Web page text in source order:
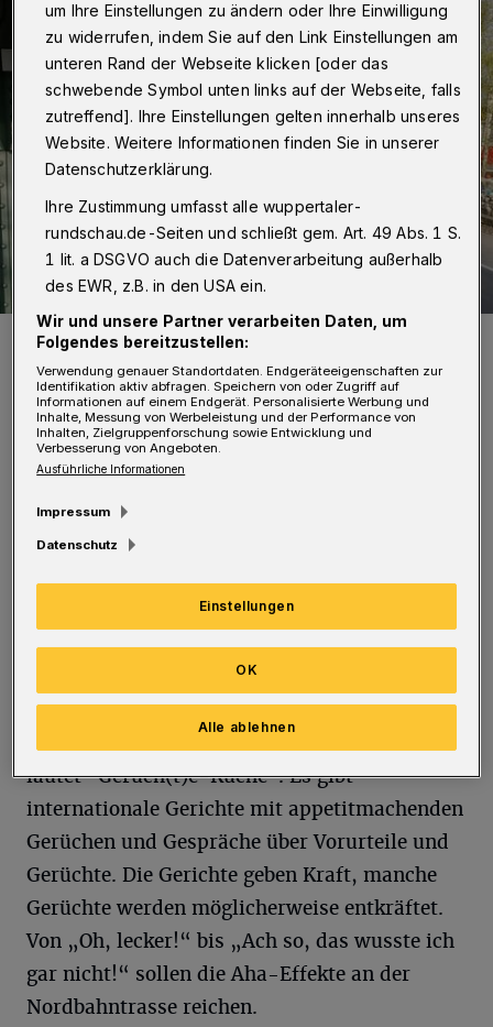
„Gerüch(t)e-Küche“ am Loh, zum Abschluss der Woche des
bürgerschaftlichen Engagements.
Foto: Wuppertalbewegung
Z um Abschluss – am Sonntag, 22.
September – präsentieren von 11 bis 18
Uhr die Vereine unter dem Motto
„Wuppertaler bewegen die Stadt“ am Bahnhof
Loh an der Nordbahntrasse sich selbst und
Das Motto der diesjährigen Veranstaltung
lautet "Gerüch(t)e-Küche". Es gibt
internationale Gerichte mit appetitmachenden
Gerüchen und Gespräche über Vorurteile und
Gerüchte. Die Gerichte geben Kraft, manche
Gerüchte werden möglicherweise entkräftet.
Von „Oh, lecker!“ bis „Ach so, das wusste ich
gar nicht!“ sollen die Aha-Effekte an der
Nordbahntrasse reichen.
um Ihre Einstellungen zu ändern oder Ihre Einwilligung
zu widerrufen, indem Sie auf den Link Einstellungen am
unteren Rand der Webseite klicken [oder das
schwebende Symbol unten links auf der Webseite, falls
zutreffend]. Ihre Einstellungen gelten innerhalb unseres
Website. Weitere Informationen finden Sie in unserer
Datenschutzerklärung.
Ihre Zustimmung umfasst alle wuppertaler-
rundschau.de-Seiten und schließt gem. Art. 49 Abs. 1 S.
1 lit. a DSGVO auch die Datenverarbeitung außerhalb
des EWR, z.B. in den USA ein.
Wir und unsere Partner verarbeiten Daten, um
Folgendes bereitzustellen:
Verwendung genauer Standortdaten. Endgeräteeigenschaften zur
Identifikation aktiv abfragen. Speichern von oder Zugriff auf
Informationen auf einem Endgerät. Personalisierte Werbung und
Inhalte, Messung von Werbeleistung und der Performance von
Inhalten, Zielgruppenforschung sowie Entwicklung und
Verbesserung von Angeboten.
Ausführliche Informationen
Impressum
Datenschutz
Einstellungen
Alle ablehnen
OK